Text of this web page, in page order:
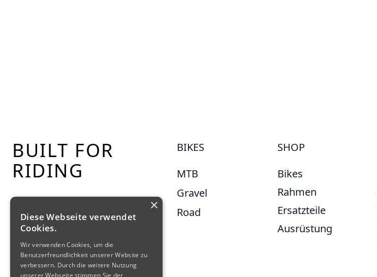
BUILT FOR
RIDING
BIKES
MTB
Gravel
Road
SHOP
Bikes
Rahmen
Ersatzteile
Ausrüstung
×
Diese Webseite verwendet
Cookies.
Wir verwenden Cookies, um die
Benutzerfreundlichkeit unserer Website zu
verbessern. Durch die weitere Nutzung
unserer Webseite stimmen Sie der